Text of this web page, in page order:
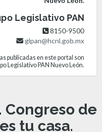
Legislativo PAN
8150-9500
glpan@hcnl.gob.mx
publicadas en este portal son
Legislativo PAN Nuevo León.
Congreso de
tu casa.